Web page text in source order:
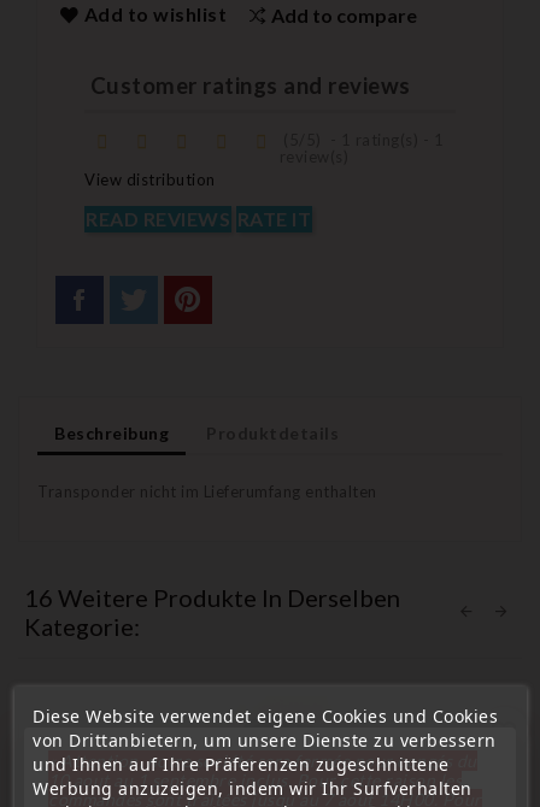
Add to wishlist Add to compare
Customer ratings and reviews
View distribution
READ REVIEWS RATE IT
Beschreibung
Transponder nicht im Lieferumfang enthalten
16 Weitere Produkte In Derselben
Kategorie:
favorite_border
Diese Website verwendet eigene Cookies und Cookies
von Drittanbietern, um unsere Dienste zu verbessern
und Ihnen auf Ihre Präferenzen zugeschnittene
Werbung anzuzeigen, indem wir Ihr Surfverhalten
« Attention, notre société sera fermée pour congés du
10 aout au 1 septembre inclus. Pour cette raison les
commandes sont traitées jusqu'au 7 aout 14H00. Pour